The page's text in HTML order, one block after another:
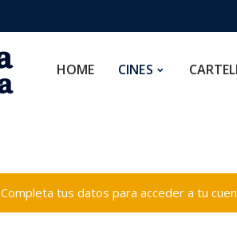
HOME CINES
Completa tus datos para acceder a tu